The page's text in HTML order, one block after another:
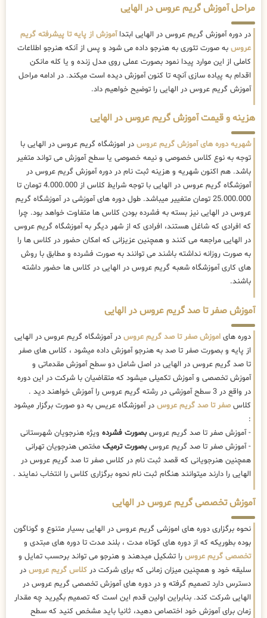
مراحل آموزش گریم عروس در الهایی
در دوره آموزش گریم عروس در الهایی ابتداآموزش از پایه تا پیشرفته گریم
عروس به صورت تئوری به هنرجو داده می شود و پس از آنکه هنرجو اطلاعات
کاملی از این موارد پیدا نمود بصورت عملی روی مدل زنده و یا کله مانکن
اقدام به پیاده سازی آنچه تا کنون آموزش دیده است میکند. در ادامه مراحل
آموزش گریم عروس در الهایی را توضیح خواهیم داد.
هزینه و قیمت آموزش گریم عروس در الهایی
شهریه دوره های آموزش گریم عروس در اموزشگاه گریم عروس در الهایی با
توجه به نوع کلاس خصوصی و نیمه خصوصی یا سطح آموزش می تواند متغیر
باشد. هم اکنون شهریه و هزینه ثبت نام در دوره آموزش گریم عروس در
آموزشگاه گریم عروس در الهایی با توجه شرایط کلاس از 4.000.000 تومان تا
25.000.000 تومان متغییر میباشد. طول دوره های آموزشی در آموزشگاه گریم
عروس در الهایی نیز بسته به فشرده بودن کلاس ها متفاوت خواهد بود. چرا
که افرادی که شاغل هستند، افرادی که از شهر دیگر به آموزشگاه گریم عروس
در الهایی مراجعه می کنند و همچنین عزیزانی که امکان حضور در کلاس ها را
به صورت روزانه نداشته باشند می توانند به صورت فشرده و مطابق با روش
های کاری آموزشگاه شعبه گریم عروس در الهایی در کلاس ها حضور داشته
باشند.
آموزش صفر تا صد گریم عروس در الهایی
دوره های اموزش صفر تا صد گریم عروس در آموزشگاه گریم عروس در الهایی
از پایه و بصورت صفر تا صد به هنرجو آموزش داده میشود ، کلاس های صفر
تا صد گریم عروس در الهایی در اصل شامل دو سطح آموزش مقدماتی و
آموزش تخصصی و آموزش تکمیلی میشود که متقاضیان با شرکت در این دوره
در واقع در 3 سطح آموزشی در رشته گریم عروس را آموزش خواهند دید .
کلاسصفر تا صد گریم عروس در آموزشگاه عریس به دو صورت برگزار میشود
:
- آموزش صفر تا صد گریم عروسبصورت فشرده ویژه هنرجویان شهرستانی
- آموزش صفر تا صد گریم عروسبصورت ترمیک مختص هنرجویان تهرانی
همچنین هنرجویانی که قصد ثبت نام در کلاس صفر تا صد گریم عروس در
الهایی را دارند میتوانند هنگام ثبت نام نحوه برگزاری کلاس را انتخاب نمایند .
آموزش تخصصی گریم عروس در الهایی
نحوه برگزاری دوره های اموزشی گریم عروس در الهایی بسیار متنوع و گوناگون
بوده بطوریکه که از دوره های کوتاه مدت ، بلند مدت تا دوره های مبتدی و
تخصصی گریم عروس را تشکیل میدهند و هنرجو می تواند برحسب تمایل و
سلیقه خود و همچنین میزان زمانی که برای شرکت در کلاس گریم عروس در
دسترس دارد تصمیم گرفته و در دوره های آموزش تخصصی گریم عروس در
الهایی شرکت کند. بنابراین اولین قدم این است که تصمیم بگیرید چه مقدار
زمان برای آموزش خود اختصاص دهید، ثانیا باید مشخص کنید که سطح